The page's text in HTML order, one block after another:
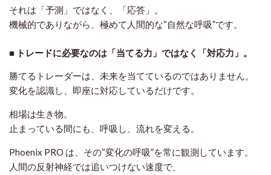
それは「予測」ではなく、「応答」。
機械的でありながら、極めて人間的な“自然な呼吸”です。
■ トレードに必要なのは「当てる力」ではなく「対応力」。
勝てるトレーダーは、未来を当てているのではありません。
変化を認識し、即座に対応しているだけです。
相場は生き物。
止まっている間にも、呼吸し、流れを変える。
Phoenix PRO は、その“変化の呼吸”を常に観測しています。
人間の反射神経では追いつけない速度で、